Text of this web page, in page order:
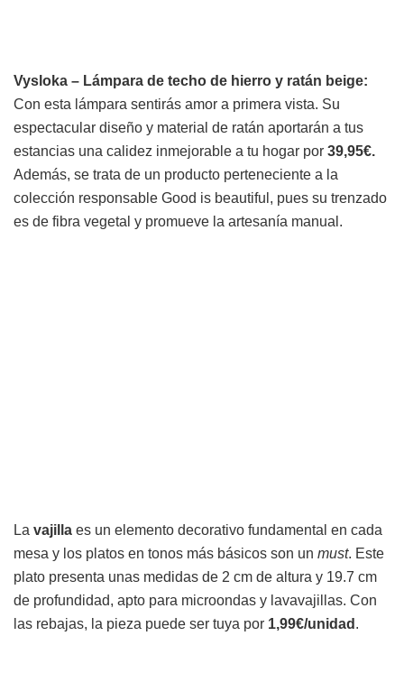
Vysloka – Lámpara de techo de hierro y ratán beige:
Con esta lámpara sentirás amor a primera vista. Su
espectacular diseño y material de ratán aportarán a tus
estancias una calidez inmejorable a tu hogar por 39,95€.
Además, se trata de un producto perteneciente a la
colección responsable Good is beautiful, pues su trenzado
es de fibra vegetal y promueve la artesanía manual.
La vajilla es un elemento decorativo fundamental en cada
mesa y los platos en tonos más básicos son un must. Este
plato presenta unas medidas de 2 cm de altura y 19.7 cm
de profundidad, apto para microondas y lavavajillas. Con
las rebajas, la pieza puede ser tuya por 1,99€/unidad .